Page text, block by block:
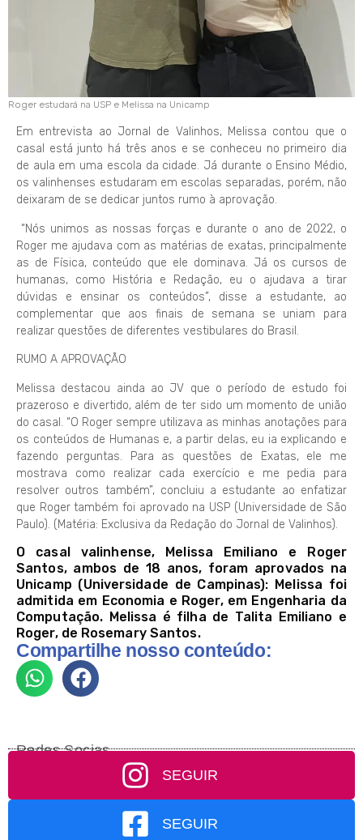
Roger estudará na USP e Melissa na Unicamp
Em entrevista ao Jornal de Valinhos, Melissa contou que o
casal está junto há três anos e se conheceu no primeiro dia
de aula em uma escola da cidade. Já durante o Ensino Médio,
os valinhenses estudaram em escolas separadas, porém, não
deixaram de se dedicar juntos rumo à aprovação.
“Nós unimos as nossas forças e durante o ano de 2022, o
Roger me ajudava com as matérias de exatas, principalmente
as de Física, conteúdo que ele dominava. Já os cursos de
humanas, como História e Redação, eu o ajudava a tirar
dúvidas e ensinar os conteúdos”, disse a estudante, ao
complementar que aos finais de semana se uniam para
realizar questões de diferentes vestibulares do Brasil.
RUMO A APROVAÇÃO
Melissa destacou ainda ao JV que o período de estudo foi
prazeroso e divertido, além de ter sido um momento de união
do casal. “O Roger sempre utilizava as minhas anotações para
os conteúdos de Humanas e, a partir delas, eu ia explicando e
fazendo perguntas. Para as questões de Exatas, ele me
mostrava como realizar cada exercício e me pedia para
resolver outros também”, concluiu a estudante ao enfatizar
que Roger também foi aprovado na USP (Universidade de São
Paulo). (Matéria: Exclusiva da Redação do Jornal de Valinhos).
O casal valinhense, Melissa Emiliano e Roger
Santos, ambos de 18 anos, foram aprovados na
Unicamp (Universidade de Campinas): Melissa foi
admitida em Economia e Roger, em Engenharia da
Computação. Melissa é filha de Talita Emiliano e
Roger, de Rosemary Santos.
Compartilhe nosso conteúdo:
Redes Socias
SEGUIR
SEGUIR